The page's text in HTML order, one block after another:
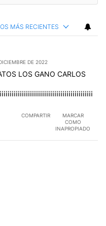
MÁS RECIENTES
DE 2022
LOS GANO CARLOS
COMPARTIR
MARCAR
COMO
INAPROPIADO